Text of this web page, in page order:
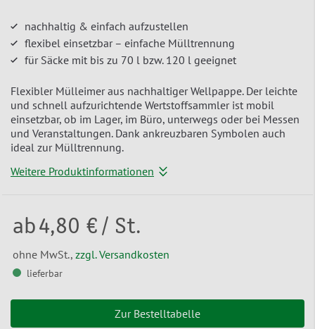
nachhaltig & einfach aufzustellen
flexibel einsetzbar – einfache Mülltrennung
für Säcke mit bis zu 70 l bzw. 120 l geeignet
Flexibler Mülleimer aus nachhaltiger Wellpappe. Der leichte
und schnell aufzurichtende Wertstoffsammler ist mobil
einsetzbar, ob im Lager, im Büro, unterwegs oder bei Messen
und Veranstaltungen. Dank ankreuzbaren Symbolen auch
ideal zur Mülltrennung.
Weitere Produktinformationen
ab4,80 € / St.
ohne MwSt., zzgl. Versandkosten
lieferbar
Zur Bestelltabelle